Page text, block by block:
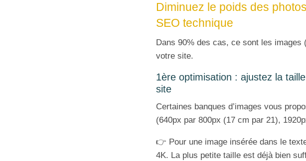
Diminuez le poids des
SEO technique
Dans 90% des cas, ce sont les
votre site.
1ère optimisation : ajustez la
site
Certaines banques d’images vous
(640px par 800px (17 cm par 21),
👉 Pour une image insérée dans le
4K. La plus petite taille est déjà bien